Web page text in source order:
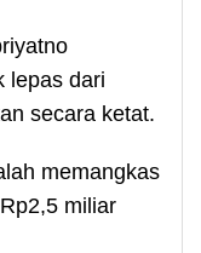
lepas dari
secara ketat.
memangkas
miliar